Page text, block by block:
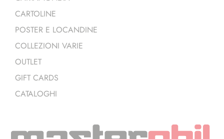
CARTOLINE
POSTER E LOCANDINE
COLLEZIONI VARIE
OUTLET
GIFT CARDS
CATALOGHI